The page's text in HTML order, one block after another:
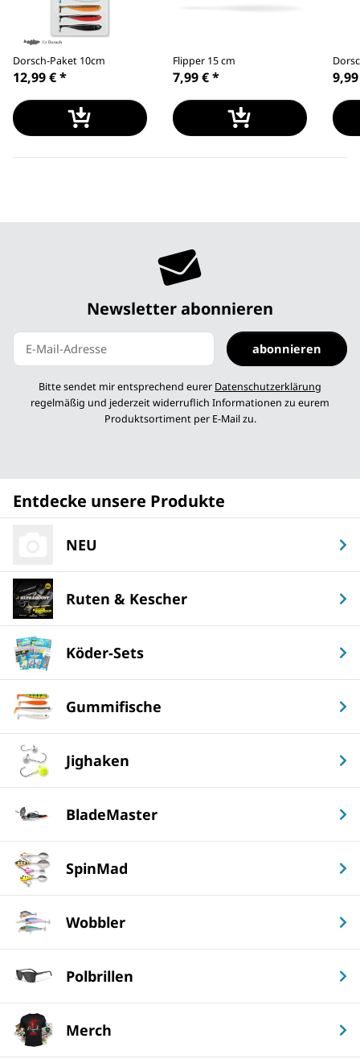
Dorsch-Paket 10cm
12,99 €*
Flipper 15 cm
7,99 €*
Newsletter abonnieren
abonnieren
Bitte sendet mir entsprechend eurer Datenschutzerklärung
regelmäßig und jederzeit widerruflich Informationen zu eurem
Produktsortiment per E-Mail zu.
Entdecke unsere Produkte
NEU
Ruten & Kescher
Köder-Sets
Gummifische
Jighaken
BladeMaster
SpinMad
Wobbler
Polbrillen
Merch